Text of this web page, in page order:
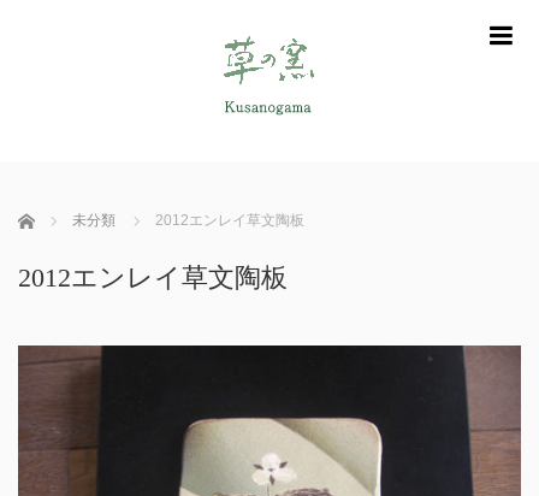
ホーム 未分類 2012エンレイ草文陶板
2012エンレイ草文陶板